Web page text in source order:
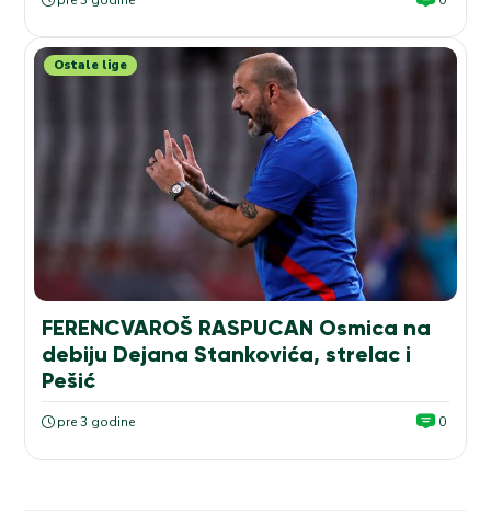
Ostale lige
FERENCVAROŠ RASPUCAN Osmica na
debiju Dejana Stankovića, strelac i
Pešić
pre 3 godine 0